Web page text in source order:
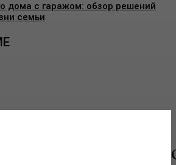
дома с гаражом: обзор решений
семьи